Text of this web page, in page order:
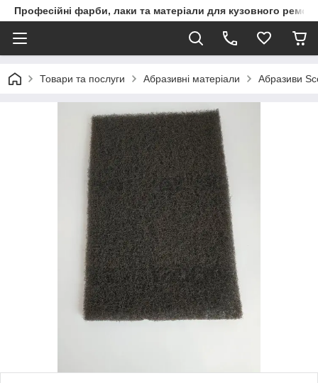
Професійні фарби, лаки та матеріали для кузовного
Товари та послуги Абразивні матеріали Абразиви